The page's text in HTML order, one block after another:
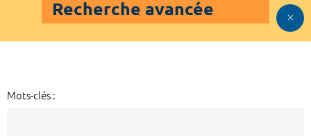
Recherche avancée
Mots-clés :